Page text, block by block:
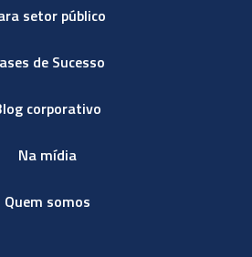
setor público
de Sucesso
corporativo
Na mídia
Quem somos